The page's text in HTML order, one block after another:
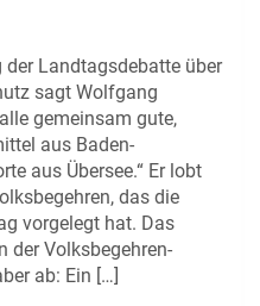
Landtagsdebatte über
sagt Wolfgang
gemeinsam gute,
aus Baden-
aus Übersee.“ Er lobt
das die
vorgelegt hat. Das
der Volksbegehren-
ab: Ein […]